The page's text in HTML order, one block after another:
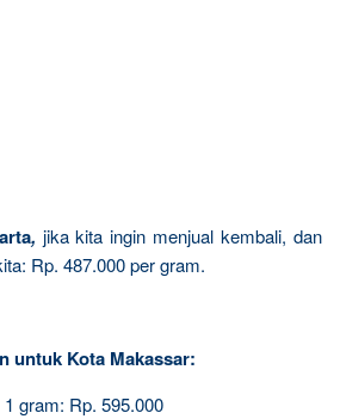
, jika kita ingin menjual kembali, dan
Rp. 487.000 per gram.
untuk Kota Makassar:
gram: Rp. 595.000